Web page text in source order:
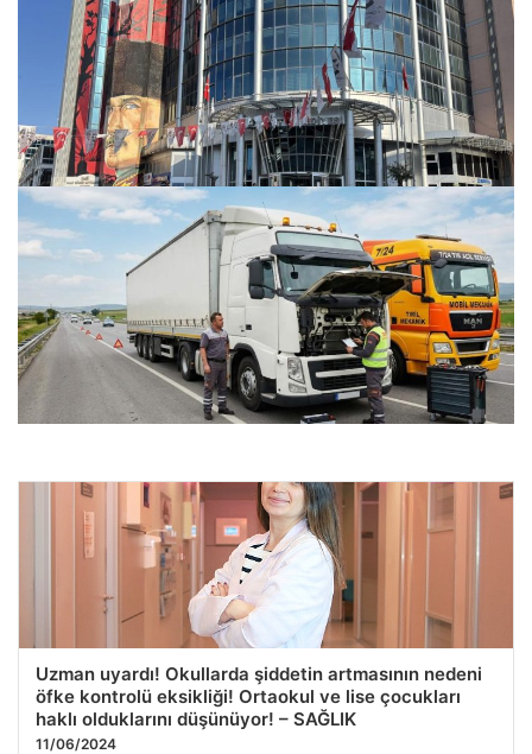
İzmit Belediye Başkanı Fatma Kaplan Hürriyet görevden
uzaklaştırıldı
Gaziantep İçi Otomobil Performans Üniteleri – Gaziantep
Akücü
24.07.2026 22:10
Uzman uyardı! Okullarda şiddetin artmasının nedeni
öfke kontrolü eksikliği! Ortaokul ve lise çocukları
haklı olduklarını düşünüyor! – SAĞLIK
11/06/2024